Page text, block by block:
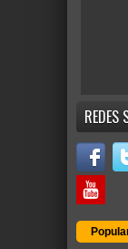
REDES